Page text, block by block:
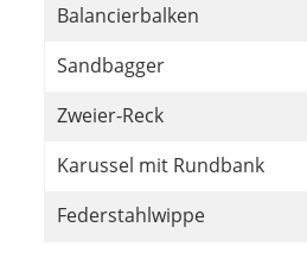
Balancierbalken
Sandbagger
Zweier-Reck
Karussel mit Rundbank
Federstahlwippe